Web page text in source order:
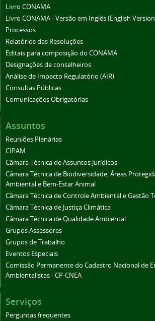
Livro CONAMA
Livro CONAMA - Versão em Inglês (English
Processos
Relatórios das Resoluções
Editais para composição do CONAMA
Designações de conselheiros
Análise de Impacto Regulatório (AIR)
Consultas Públicas
Comunicações Obrigatórias
Assuntos
Reuniões Plenárias
CIPAM
Câmara Técnica de Assuntos Jurídicos
Câmara Técnica de Biodiversidade, Áreas
Ambiental e Bem-Estar Animal
Câmara Técnica de Controle Ambiental e Gestão
Câmara Técnica de Justiça Climática
Câmara Técnica de Qualidade Ambiental
Grupos Assessores
Grupos de Trabalho
Eventos Especiais
Comissão Permanente do Cadastro Nacional de
Ambientalistas - CP-CNEA
Serviços
Perguntas frequentes